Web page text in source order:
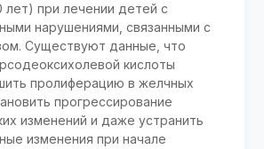
лет) при лечении детей с
нарушениями, связанными с
Существуют данные, что
кислоты
пролиферацию в желчных
прогрессирование
изменений и даже устранить
изменения при начале